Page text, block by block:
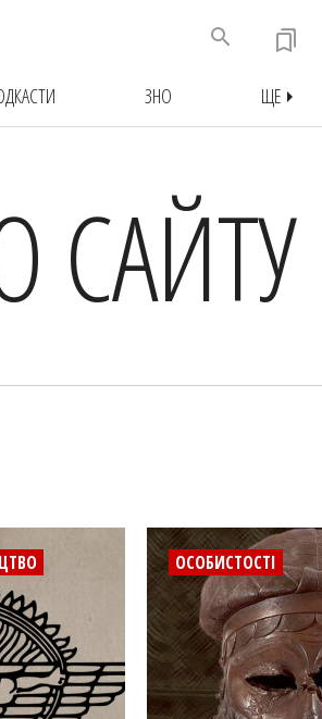
bookmarks
search
ЗНО ЩЕarrow_right
САЙТУ
ОСОБИСТОСТІ